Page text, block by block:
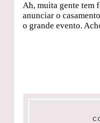
Ah, muita gente tem
anunciar o
o grande evento.